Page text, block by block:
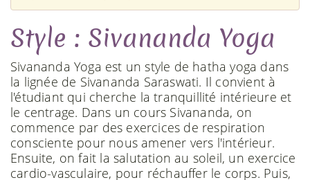
Style : Sivananda Yoga
Sivananda Yoga est un style de hatha yoga dans
la lignée de Sivananda Saraswati. Il convient à
l'étudiant qui cherche la tranquillité intérieure et
le centrage. Dans un cours Sivananda, on
commence par des exercices de respiration
consciente pour nous amener vers l'intérieur.
Ensuite, on fait la salutation au soleil, un exercice
cardio-vasculaire, pour réchauffer le corps. Puis,